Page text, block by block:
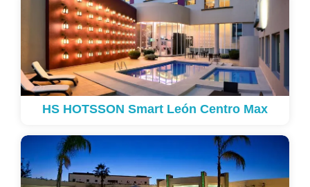
HS HOTSSON Smart León Centro Max